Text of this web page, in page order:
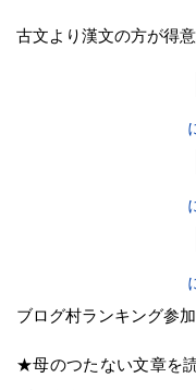
古文より漢文の方が得意
ブログ村ランキング参加
★母のつたない文章を